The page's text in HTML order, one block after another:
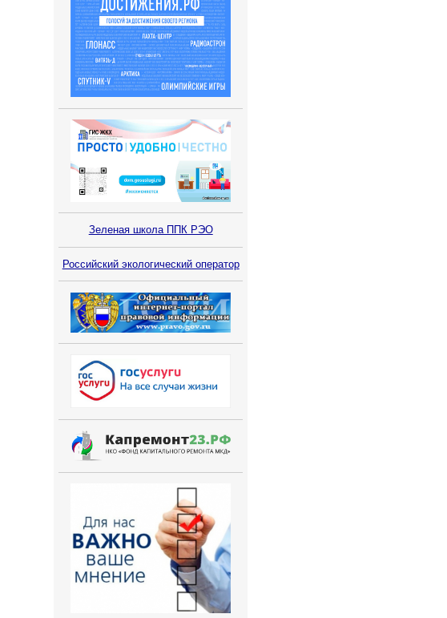
Зеленая школа ППК РЭО
Российский экологический оператор